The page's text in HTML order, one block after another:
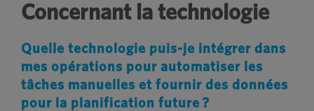
Concernant la technologie
Quelle technologie puis-je intégrer dans
mes opérations pour automatiser les
tâches manuelles et fournir des données
pour la planification future ?